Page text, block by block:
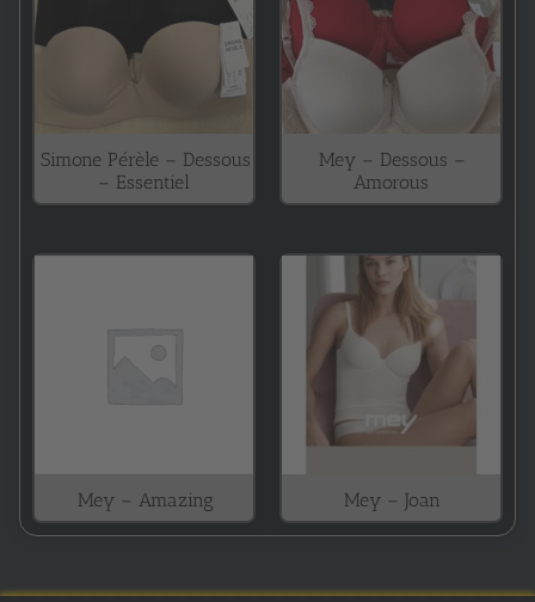
Simone Pérèle – Dessous
– Essentiel
Mey – Dessous –
Amorous
Mey – Amazing Mey – Joan